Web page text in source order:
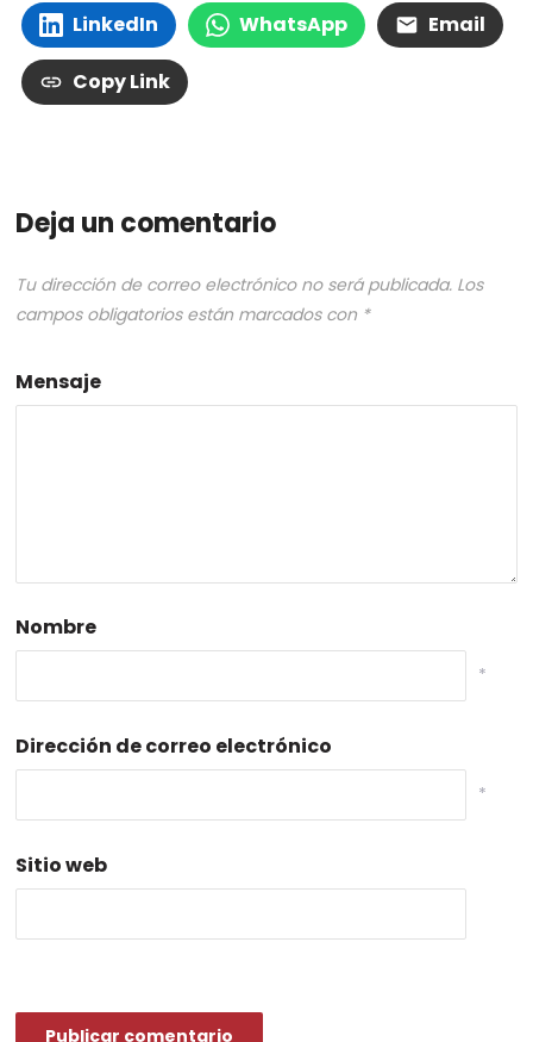
LinkedIn WhatsApp Email
Copy Link
Deja un comentario
Tu dirección de correo electrónico no será publicada. Los
campos obligatorios están marcados con *
Mensaje
Nombre
*
Dirección de correo electrónico
*
Sitio web